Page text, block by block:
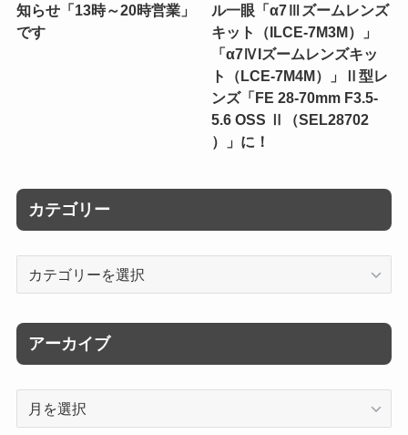
知らせ「13時～20時営業」
です
ル一眼「α7Ⅲズームレンズ
キット（ILCE-7M3M）」
「α7ⅣIズームレンズキッ
ト（LCE-7M4M）」Ⅱ型レ
ンズ「FE 28-70mm F3.5-
5.6 OSS Ⅱ（SEL28702
）」に！
カテゴリー
リ
ー
アーカイブ